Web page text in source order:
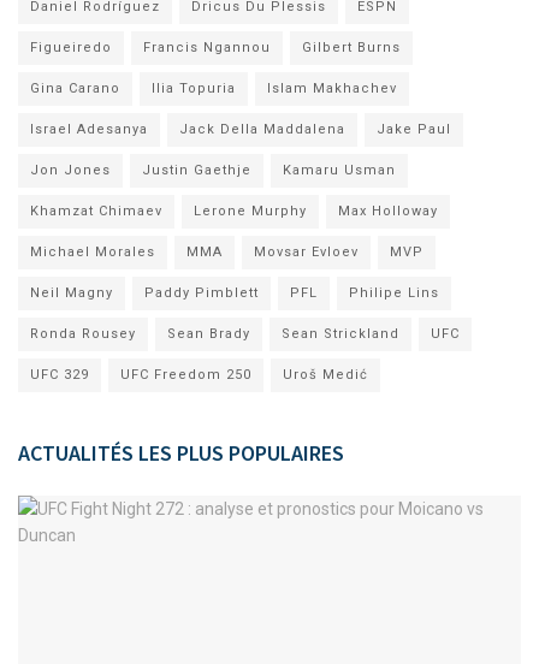
Daniel Rodríguez Dricus Du Plessis ESPN
Figueiredo Francis Ngannou Gilbert Burns
Gina Carano Ilia Topuria Islam Makhachev
Israel Adesanya Jack Della Maddalena Jake Paul
Jon Jones Justin Gaethje Kamaru Usman
Khamzat Chimaev Lerone Murphy Max Holloway
Michael Morales MMA Movsar Evloev MVP
Neil Magny Paddy Pimblett PFL Philipe Lins
Ronda Rousey Sean Brady Sean Strickland UFC
UFC 329 UFC Freedom 250 Uroš Medić
ACTUALITÉS LES PLUS POPULAIRES